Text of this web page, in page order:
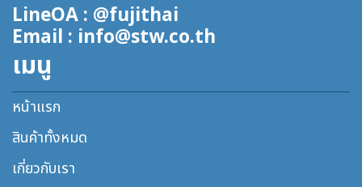
LineOA : @fujithai
Email : info@stw.co.th
เมนู
หน้าแรก
สินค้าทั้งหมด
เกี่ยวกับเรา